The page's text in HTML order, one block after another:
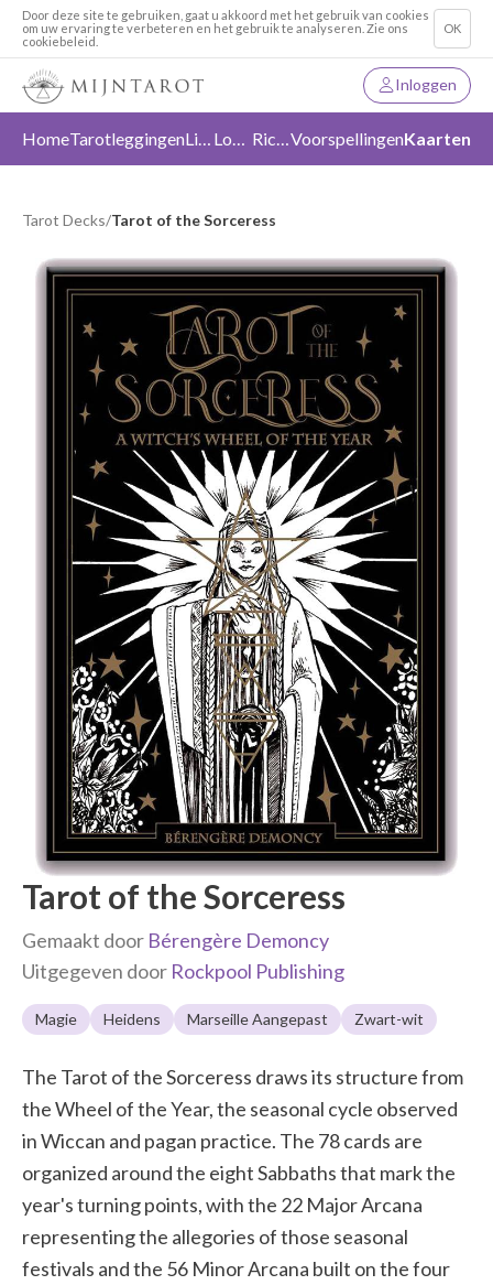
Door deze site te gebruiken, gaat u akkoord met het gebruik van cookies
om uw ervaring te verbeteren en het gebruik te analyseren. Zie ons
cookiebeleid.
OK
Inloggen
HomeTarotleggingen Liefde Loslaten RichtingVoorspellingenKaarten
Tarot Decks/Tarot of the Sorceress
Tarot of the Sorceress
Gemaakt door Bérengère Demoncy
Uitgegeven door Rockpool Publishing
Magie Heidens Marseille Aangepast Zwart-wit
The Tarot of the Sorceress draws its structure from
the Wheel of the Year, the seasonal cycle observed
in Wiccan and pagan practice. The 78 cards are
organized around the eight Sabbaths that mark the
year's turning points, with the 22 Major Arcana
representing the allegories of those seasonal
festivals and the 56 Minor Arcana built on the four